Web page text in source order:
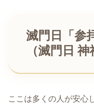
滅門日「参
（滅門日
ここは多くの人が安心